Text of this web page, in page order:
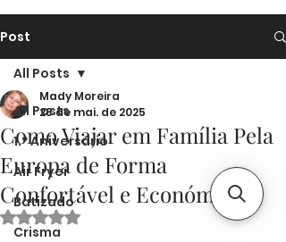
Post
All Posts
1.º Aniversário
Air Fryer
Batizado
Crisma
All Posts
Como Viajar em Família Pela
Europa de Forma
Confortável e Económica
Mady Moreira
28 de mai. de 2025
Avaliado com NaN de 5 estrelas.